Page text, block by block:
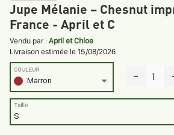
Jupe Mélanie – Chesnut
France - April et C
Vendu par : April et Chloe
Livraison estimée le 15/08/2026
Marron
COULEUR - 1
S
Taille